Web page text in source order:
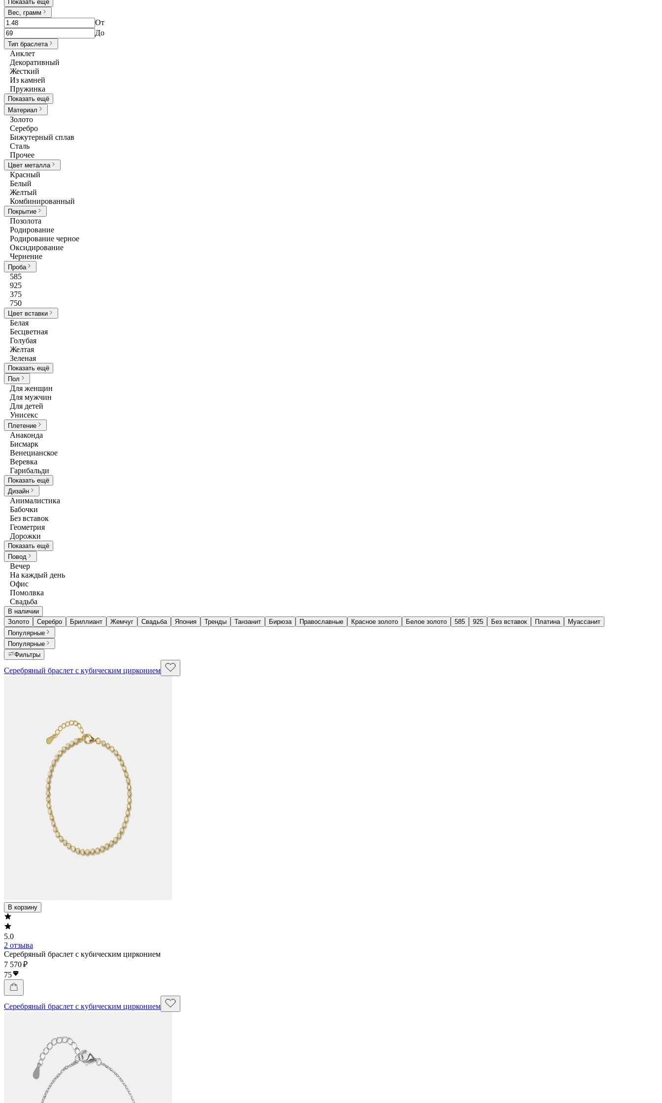
Показать ещё
Вес, грамм
От
До
Тип браслета
Анклет
Декоративный
Жесткий
Из камней
Пружинка
Показать ещё
Материал
Золото
Серебро
Бижутерный сплав
Сталь
Прочее
Цвет металла
Красный
Белый
Желтый
Комбинированный
Покрытие
Позолота
Родирование
Родирование черное
Оксидирование
Чернение
Проба
585
925
375
750
Цвет вставки
Белая
Бесцветная
Голубая
Желтая
Зеленая
Показать ещё
Пол
Для женщин
Для мужчин
Для детей
Унисекс
Плетение
Анаконда
Бисмарк
Венецианское
Веревка
Гарибальди
Показать ещё
Дизайн
Анималистика
Бабочки
Без вставок
Геометрия
Дорожки
Показать ещё
Повод
Вечер
На каждый день
Офис
Помолвка
Свадьба
В наличии
Золото
Серебро Бриллиант Жемчуг Свадьба Япония Тренды Танзанит Бирюза Православные Красное золото Белое золото 585 925 Без вставок Платина
Муассанит
Популярные
Популярные
Фильтры
Серебряный браслет с кубическим цирконием
В корзину
5.0
2 отзыва
Серебряный браслет с кубическим цирконием
7 570 ₽
75
Серебряный браслет с кубическим цирконием